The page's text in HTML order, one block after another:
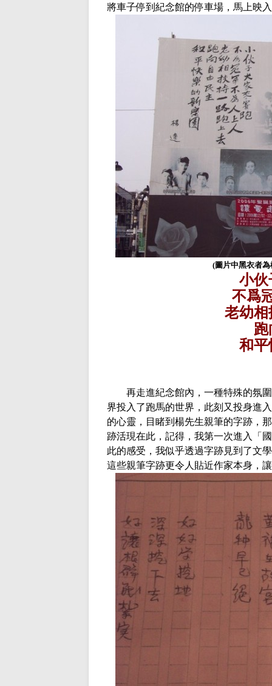
將車子停到紀念館的停車場，馬上映
(圖片中黑衣者
小伙
不爲
老幼相
跑
和平
再走進紀念館內，一種特殊的氛圍
界投入了跑馬的世界，此刻又投身進
的心靈，目睹到楊先生親筆的字跡，
跡活現在此，記得，我第一次進入「
此的感受，我似乎透過字跡見到了文
這些親筆字跡更令人貼近作家本身，